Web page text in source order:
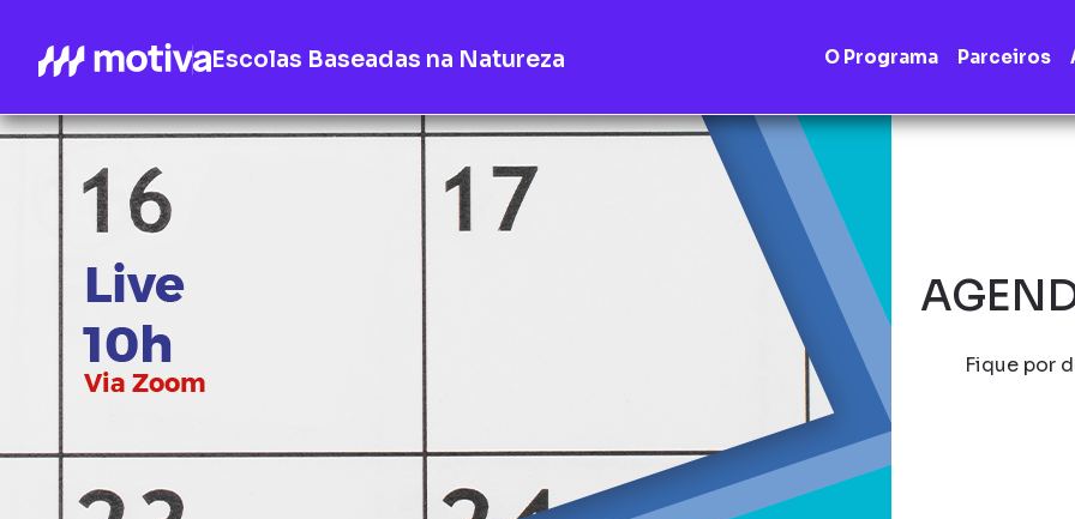
Escolas Baseadas na Natureza O Programa Parceiros
Fique por